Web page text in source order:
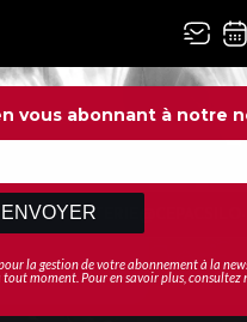
vous abonnant à notre
ENVOYER
la gestion de votre abonnement à la
tout moment. Pour en savoir plus,
–